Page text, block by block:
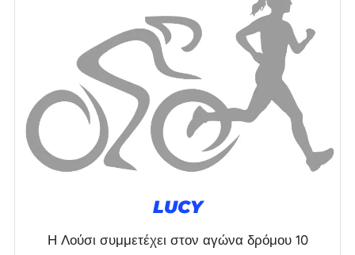
LUCY
Η Λούσι συμμετέχει στον αγώνα δρόμου 10